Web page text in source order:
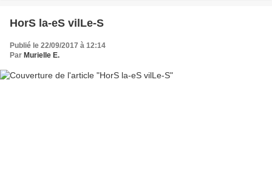
BEAUTé AUTHENTIQUE TRANSPARENCE SACRé LéGèRETé FAUNE
HorS la-eS vilLe-S
Publié le 22/09/2017 à 12:14
Par Murielle E.